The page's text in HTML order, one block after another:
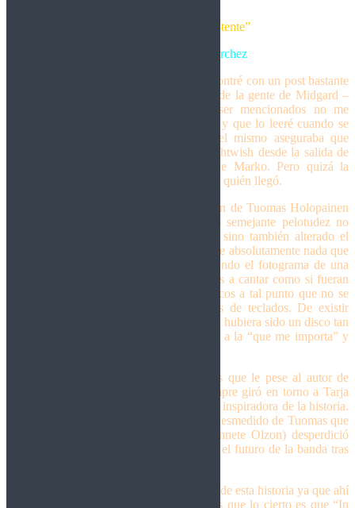
“Un salto de fe muy potente”
Reseña de Cristian Dárchez
Hace unos días atrás en Facebook me encontré con un post bastante
curioso como involuntariamente gracioso de la gente de Midgard –
Metal En México (si se ofenden por ser mencionados no me
importa, tienen el libro de quejas a mano y que lo leeré cuando se
me cante el quinto forro del ojete), y el mismo aseguraba que
“Muchos siguen viendo la historia de Nightwish desde la salida de
, otros desde la de Anette o la de Marko. Pero quizá la
verdadera historia nunca fue quién se fue o quién llegó.
Tal vez la historia siempre fue la evolución de Tuomas Holopainen
como compositor…”. Quien haya escrito semejante pelotudez no
solo tiene la realidad totalmente alterada sino también alterado el
concepto de “Evolución”; algo que no tiene absolutamente nada que
ver con componer como si estuvieran viendo el fotograma de una
peli de Tim Burton o poner a las cantantes a cantar como si fueran
brujas de Disney y sobre producir los discos a tal punto que no se
distingan los riffs de guitarra de arreglos de teclados. De existir
dicha evolución, “Yesterwynde” (2024) no hubiera sido un disco tan
insulso y vacío, donde todo estuvo hecho a la “que me importa” y
¿A qué voy con todo esto? Que por más que le pese al autor de
dicho post o al propio Tuomas, todo siempre giró en torno a Tarja
Turunen, la verdadera protagonista y musa inspiradora de la historia.
Sin ella, Nightwish cayó víctima del ego desmedido de Tuomas que
además de elegir mal a una cantante (Annete Olzon) desperdició
criminalmente a otra (Floor Jansen) y hoy el futuro de la banda tras
Por eso mejor hablemos de la protagonista de esta historia ya que ahí
la cosa se pone mucho más interesante, es que lo cierto es que “In